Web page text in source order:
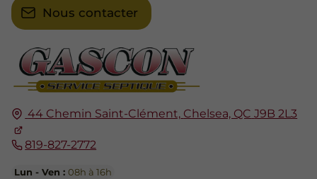
44 Chemin Saint-Clément, Chelsea, QC J9B 2L3
819-827-2772
Lun - Ven :08h à 16h
Nous contacter